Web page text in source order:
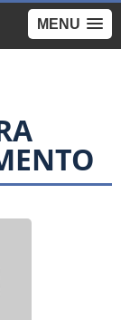
MENU